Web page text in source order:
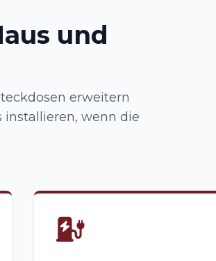
und
erweitern
installieren, wenn die